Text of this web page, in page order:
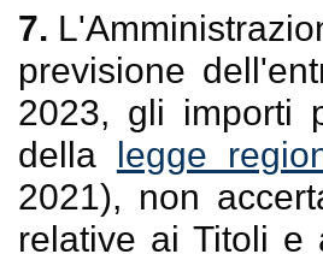
7.
previsione
2023, gli importi
della legge
2021), non
relative ai Titoli e